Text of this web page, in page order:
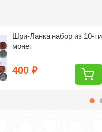
Шри-Ланка набор из 10-ти
монет
400₽